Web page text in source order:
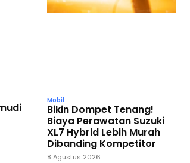
Mobil
Bikin Dompet Tenang!
Biaya Perawatan Suzuki
XL7 Hybrid Lebih Murah
Dibanding Kompetitor
8 Agustus 2026